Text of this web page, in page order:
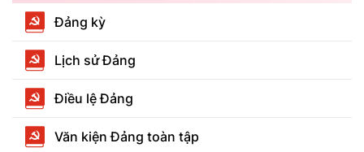
Đảng kỳ
Lịch sử Đảng
Điều lệ Đảng
Văn kiện Đảng toàn tập